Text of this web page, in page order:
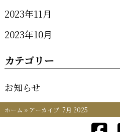
2023年11月
2023年10月
カテゴリー
お知らせ
ホーム » アーカイブ: 7月 2025